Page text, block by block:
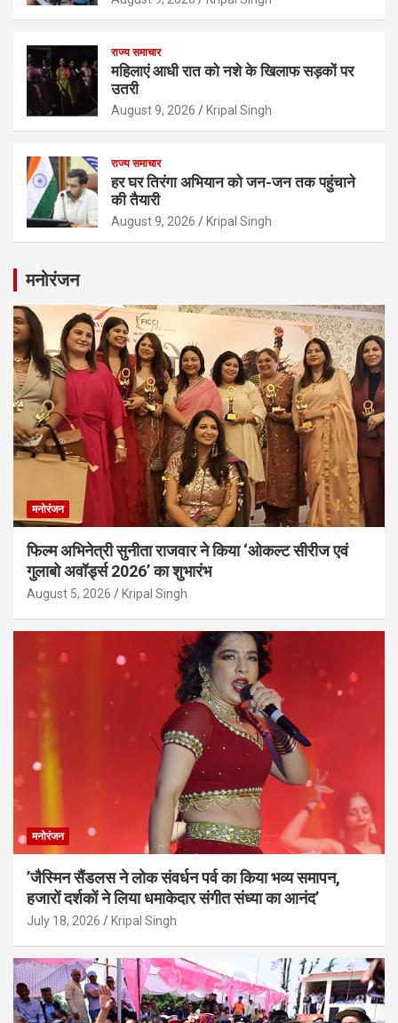
राज्य समाचार
महिलाएं आधी रात को नशे के खिलाफ सड़कों पर
उतरी
August 9, 2026 Kripal Singh
राज्य समाचार
हर घर तिरंगा अभियान को जन-जन तक पहुंचाने
की तैयारी
August 9, 2026 Kripal Singh
मनोरंजन
मनोरंजन
फिल्म अभिनेत्री सुनीता राजवार ने किया ‘ओकल्ट सीरीज एवं
गुलाबो अवॉर्ड्स 2026’ का शुभारंभ
August 5, 2026 Kripal Singh
मनोरंजन
’जैस्मिन सैंडलस ने लोक संवर्धन पर्व का किया भव्य समापन,
हजारों दर्शकों ने लिया धमाकेदार संगीत संध्या का आनंद’
July 18, 2026 Kripal Singh